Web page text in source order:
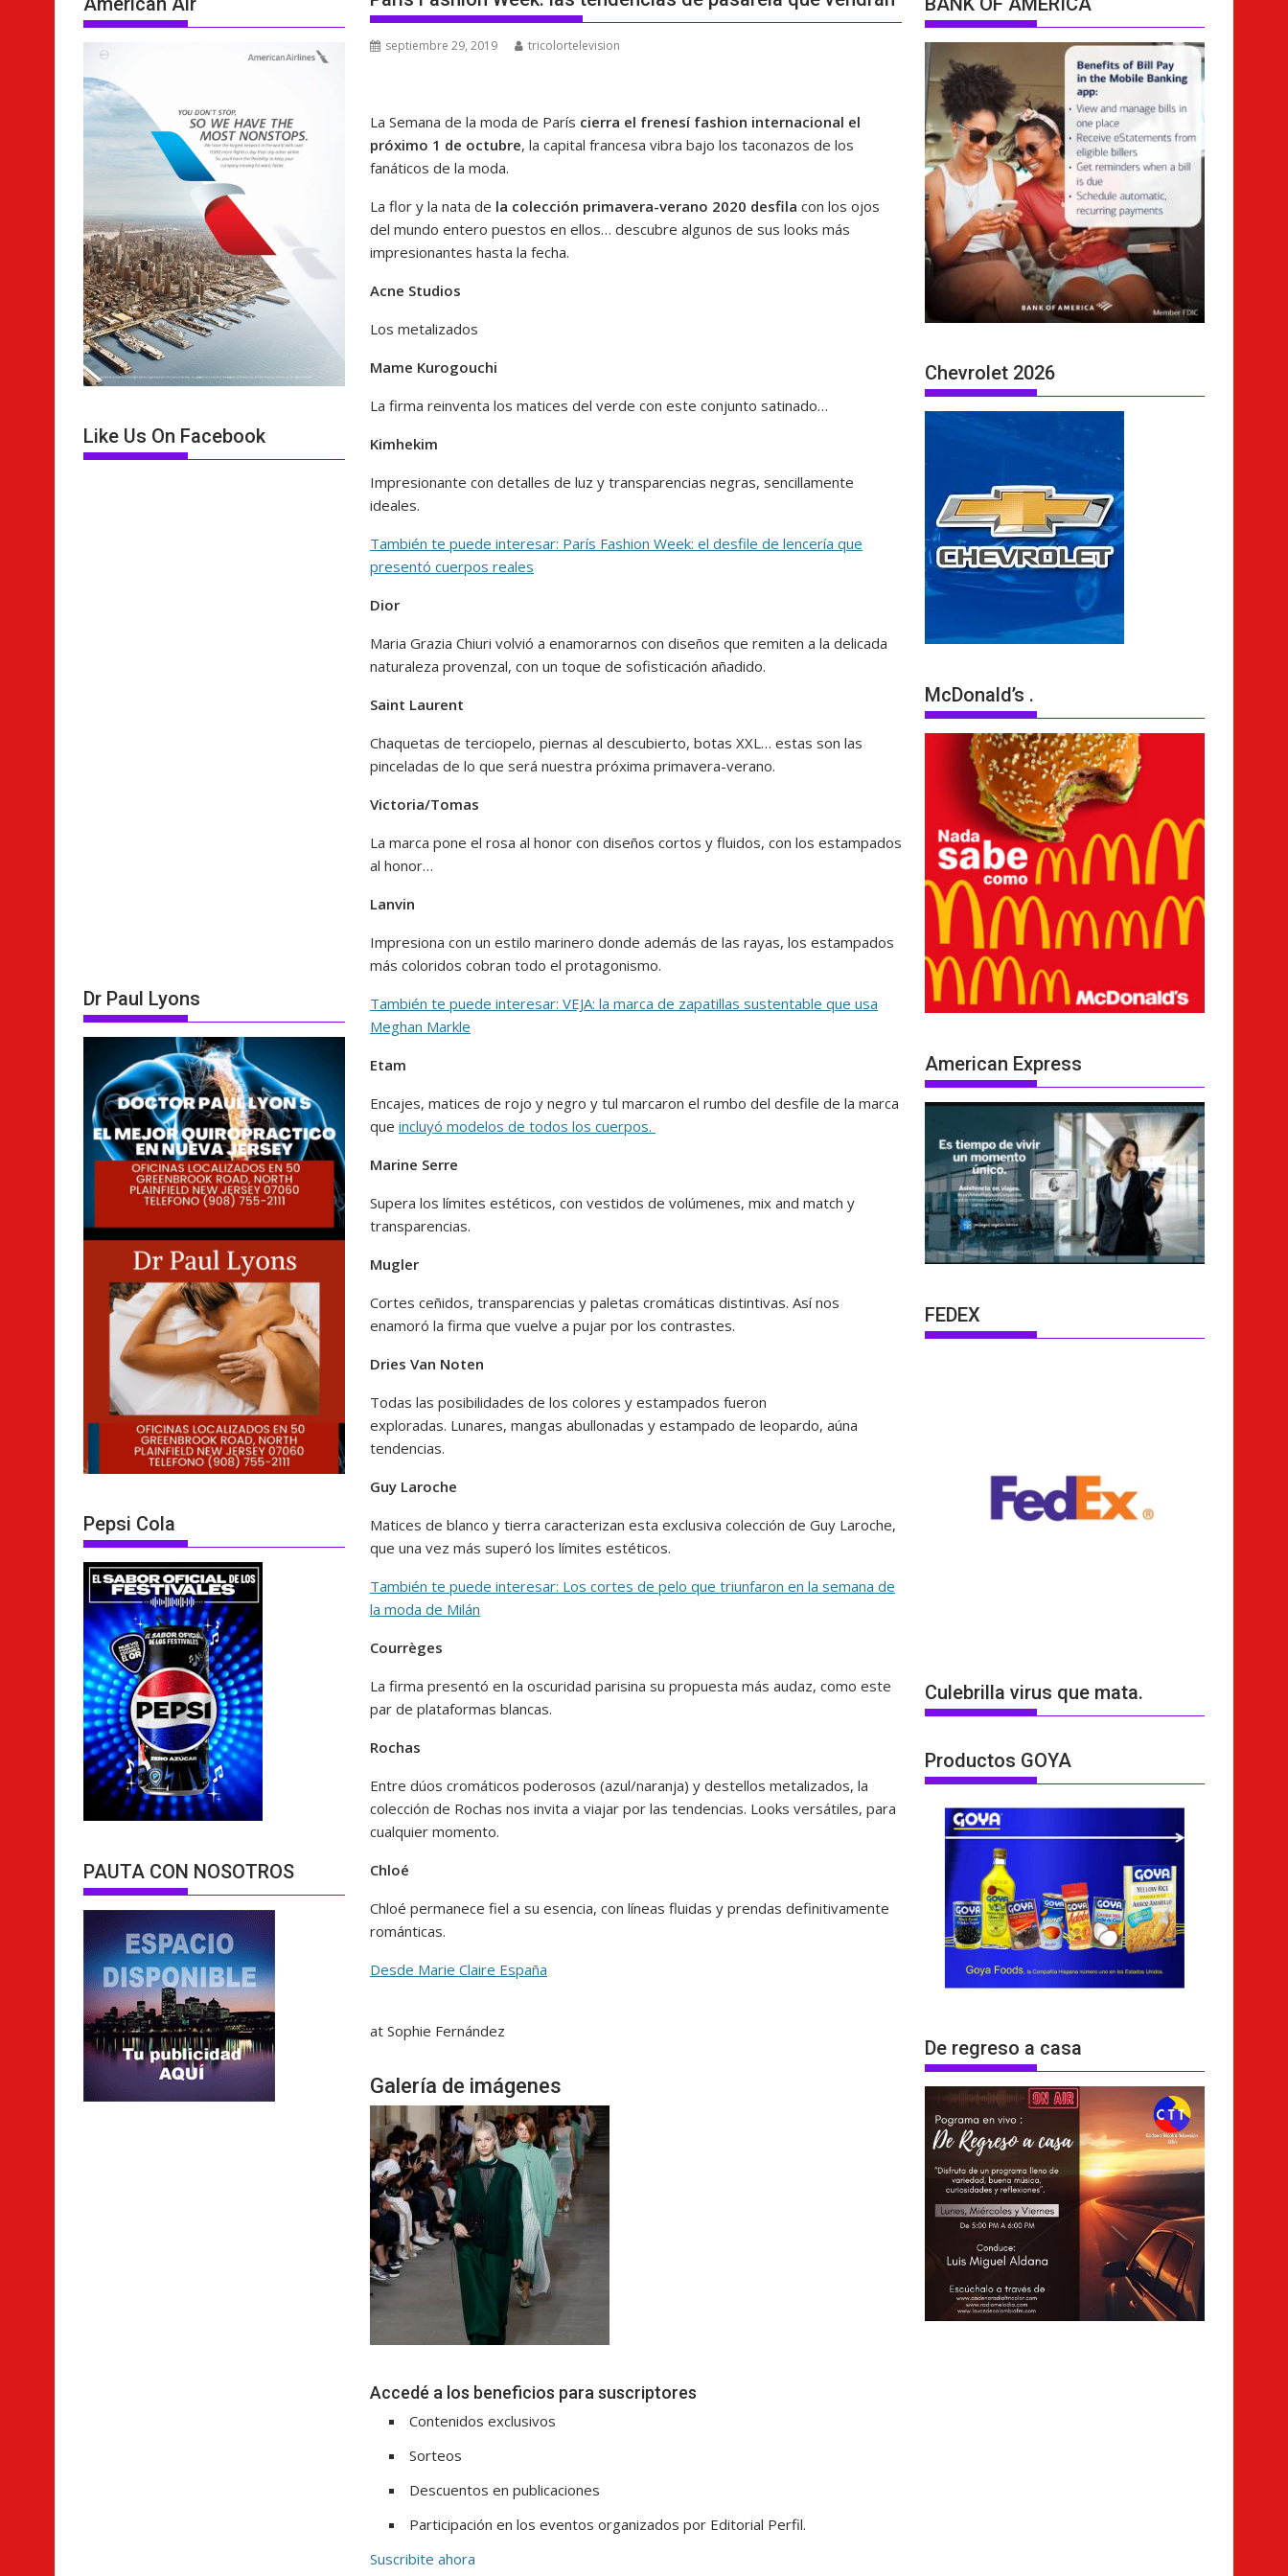
septiembre 29, 2019 tricolortelevision
La Semana de la moda de París cierra el frenesí fashion internacional el
próximo 1 de octubre, la capital francesa vibra bajo los taconazos de los
fanáticos de la moda.
La flor y la nata de la colección primavera-verano 2020 desfila con los ojos
del mundo entero puestos en ellos… descubre algunos de sus looks más
impresionantes hasta la fecha.
Acne Studios
Los metalizados
Mame Kurogouchi
La firma reinventa los matices del verde con este conjunto satinado…
Kimhekim
Impresionante con detalles de luz y transparencias negras, sencillamente
ideales.
También te puede interesar: París Fashion Week: el desfile de lencería que
presentó cuerpos reales
Dior
Maria Grazia Chiuri volvió a enamorarnos con diseños que remiten a la delicada
naturaleza provenzal, con un toque de sofisticación añadido.
Saint Laurent
Chaquetas de terciopelo, piernas al descubierto, botas XXL… estas son las
pinceladas de lo que será nuestra próxima primavera-verano.
Victoria/Tomas
La marca pone el rosa al honor con diseños cortos y fluidos, con los estampados
al honor…
Lanvin
Impresiona con un estilo marinero donde además de las rayas, los estampados
más coloridos cobran todo el protagonismo.
También te puede interesar: VEJA: la marca de zapatillas sustentable que usa
Meghan Markle
Etam
Encajes, matices de rojo y negro y tul marcaron el rumbo del desfile de la marca
que incluyó modelos de todos los cuerpos.
Marine Serre
Supera los límites estéticos, con vestidos de volúmenes, mix and match y
transparencias.
Mugler
Cortes ceñidos, transparencias y paletas cromáticas distintivas. Así nos
enamoró la firma que vuelve a pujar por los contrastes.
Dries Van Noten
Todas las posibilidades de los colores y estampados fueron
exploradas. Lunares, mangas abullonadas y estampado de leopardo, aúna
tendencias.
Guy Laroche
Matices de blanco y tierra caracterizan esta exclusiva colección de Guy Laroche,
que una vez más superó los límites estéticos.
También te puede interesar: Los cortes de pelo que triunfaron en la semana de
la moda de Milán
Courrèges
La firma presentó en la oscuridad parisina su propuesta más audaz, como este
par de plataformas blancas.
Rochas
Entre dúos cromáticos poderosos (azul/naranja) y destellos metalizados, la
colección de Rochas nos invita a viajar por las tendencias. Looks versátiles, para
cualquier momento.
Chloé
Chloé permanece fiel a su esencia, con líneas fluidas y prendas definitivamente
románticas.
Desde Marie Claire España
at Sophie Fernández
Galería de imágenes
Accedé a los beneficios para suscriptores
Contenidos exclusivos
Sorteos
Descuentos en publicaciones
Participación en los eventos organizados por Editorial Perfil.
Suscribite ahora
Like Us On Facebook
Dr Paul Lyons
Pepsi Cola
PAUTA CON NOSOTROS
Chevrolet 2026
McDonald’s .
American Express
FEDEX
Culebrilla virus que mata.
Productos GOYA
De regreso a casa